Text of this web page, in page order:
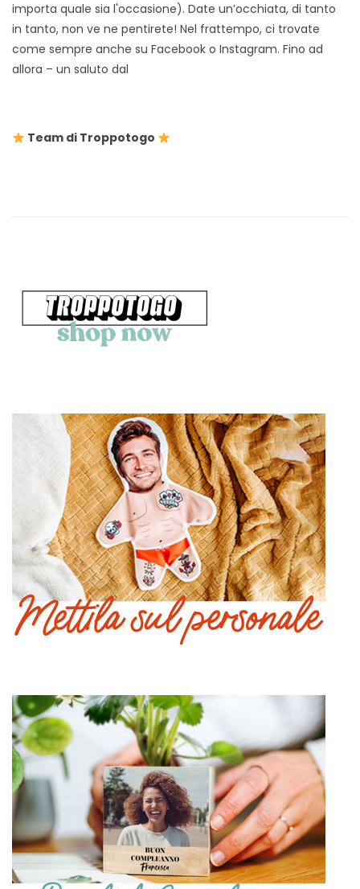
importa quale sia l'occasione). Date un’occhiata, di tanto
in tanto, non ve ne pentirete! Nel frattempo, ci trovate
come sempre anche su Facebook o Instagram. Fino ad
allora – un saluto dal
Team di Troppotogo